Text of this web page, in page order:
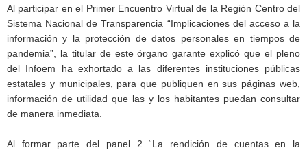
Al participar en el Primer Encuentro Virtual de la Región Centro del
Sistema Nacional de Transparencia “Implicaciones del acceso a la
información y la protección de datos personales en tiempos de
pandemia”, la titular de este órgano garante explicó que el pleno
del Infoem ha exhortado a las diferentes instituciones públicas
estatales y municipales, para que publiquen en sus páginas web,
información de utilidad que las y los habitantes puedan consultar
de manera inmediata.
Al formar parte del panel 2 “La rendición de cuentas en la